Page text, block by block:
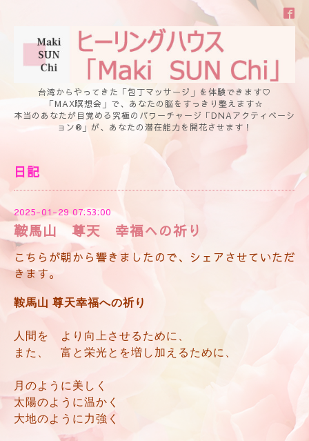
台湾からやってきた「包丁マッサージ」を体験できます♡
「MAX瞑想会」で、あなたの脳をすっきり整えます☆
本当のあなたが目覚める究極のパワーチャージ「DNAアクティベーシ
ョン®」が、あなたの潜在能力を開花させます！
日記
2025-01-29 07:53:00
鞍馬山 尊天 幸福への祈り
こちらが朝から響きましたので、シェアさせていただ
きます。
鞍馬山 尊天幸福への祈り
人間を より向上させるために、
また、 富と栄光とを増し加えるために、
月のように美しく
太陽のように温かく
大地のように力強く